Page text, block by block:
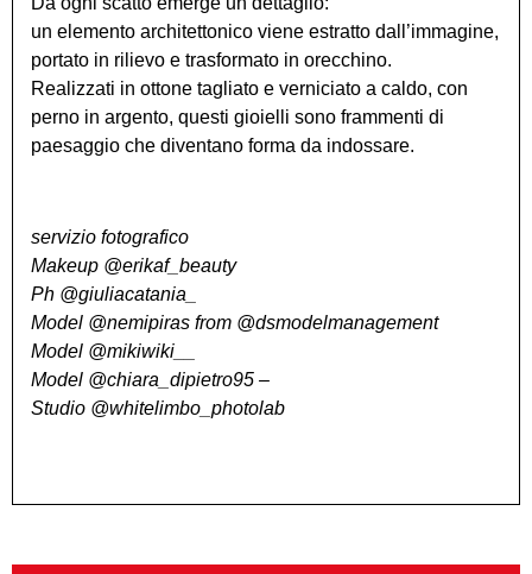
un elemento architettonico viene estratto dall’immagine,
portato in rilievo e trasformato in orecchino.
Realizzati in ottone tagliato e verniciato a caldo, con
perno in argento, questi gioielli sono frammenti di
paesaggio che diventano forma da indossare.
servizio fotografico
Makeup @erikaf_beauty
Ph @giuliacatania_
Model @nemipiras from @dsmodelmanagement
Model @mikiwiki__
Model @chiara_dipietro95 –
Studio @whitelimbo_photolab